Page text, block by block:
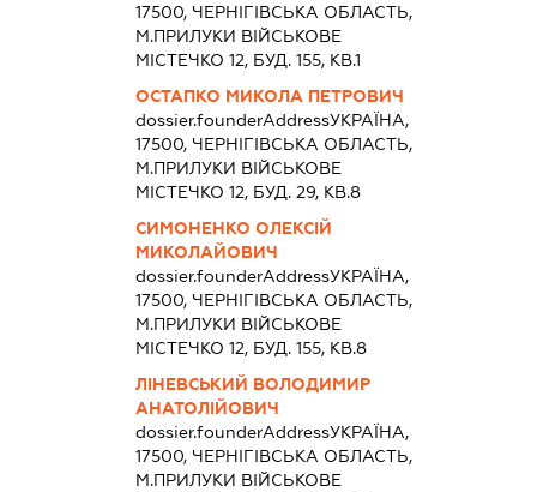
17500, ЧЕРНIГIВСЬКА ОБЛАСТЬ,
М.ПРИЛУКИ ВІЙСЬКОВЕ
МІСТЕЧКО 12, БУД. 155, КВ.1
ОСТАПКО МИКОЛА ПЕТРОВИЧ
dossier.founderAddressУКРАЇНА,
17500, ЧЕРНIГIВСЬКА ОБЛАСТЬ,
М.ПРИЛУКИ ВІЙСЬКОВЕ
МІСТЕЧКО 12, БУД. 29, КВ.8
СИМОНЕНКО ОЛЕКСІЙ
МИКОЛАЙОВИЧ
dossier.founderAddressУКРАЇНА,
17500, ЧЕРНIГIВСЬКА ОБЛАСТЬ,
М.ПРИЛУКИ ВІЙСЬКОВЕ
МІСТЕЧКО 12, БУД. 155, КВ.8
ЛІНЕВСЬКИЙ ВОЛОДИМИР
АНАТОЛІЙОВИЧ
dossier.founderAddressУКРАЇНА,
17500, ЧЕРНIГIВСЬКА ОБЛАСТЬ,
М.ПРИЛУКИ ВІЙСЬКОВЕ